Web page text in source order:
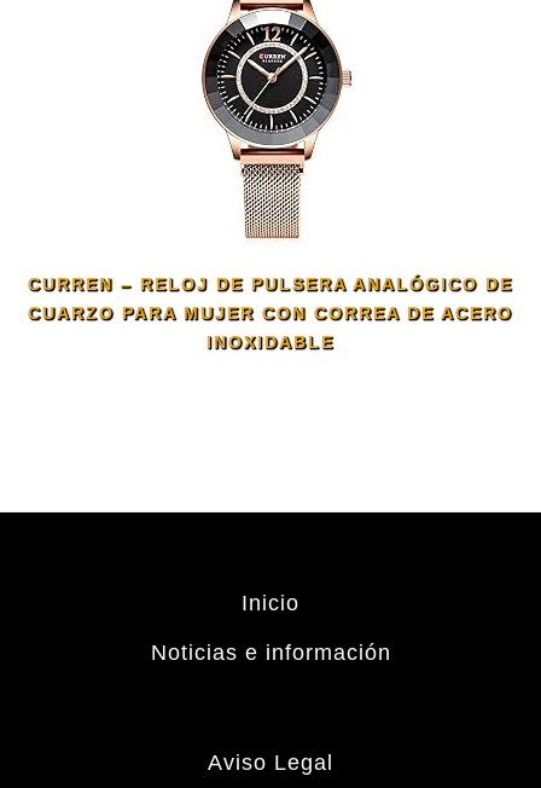
CURREN – RELOJ DE PULSERA ANALÓGICO DE
CUARZO PARA MUJER CON CORREA DE ACERO
INOXIDABLE
Inicio
Noticias e información
Aviso Legal